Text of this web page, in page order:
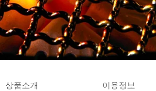
상품소개 이용정보